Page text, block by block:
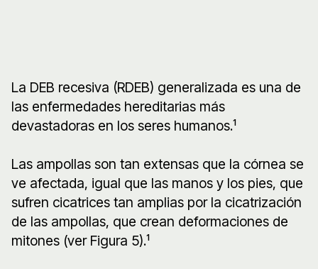
La DEB recesiva (RDEB) generalizada es una de
las enfermedades hereditarias más
devastadoras en los seres humanos.¹
Las ampollas son tan extensas que la córnea se
ve afectada, igual que las manos y los pies, que
sufren cicatrices tan amplias por la cicatrización
de las ampollas, que crean deformaciones de
mitones (ver Figura 5).¹